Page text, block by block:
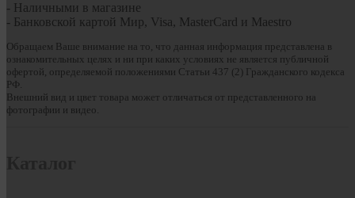
- Наличными в магазине
- Банковской картой Мир, Visa, MasterCard и Maestro
Обращаем Ваше внимание на то, что данная информация представлена в
ознакомительных целях и ни при каких условиях не является публичной
офертой, определяемой положениями Статьи 437 (2) Гражданского кодекса
РФ.
Внешний вид и цвет товара может отличаться от представленного на
фотографии и видео.